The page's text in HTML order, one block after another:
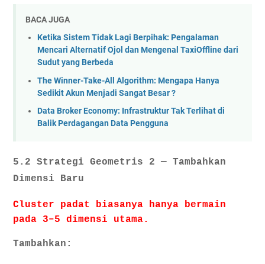
BACA JUGA
Ketika Sistem Tidak Lagi Berpihak: Pengalaman
Mencari Alternatif Ojol dan Mengenal TaxiOffline dari
Sudut yang Berbeda
The Winner-Take-All Algorithm: Mengapa Hanya
Sedikit Akun Menjadi Sangat Besar ?
Data Broker Economy: Infrastruktur Tak Terlihat di
Balik Perdagangan Data Pengguna
5.2 Strategi Geometris 2 — Tambahkan
Dimensi Baru
Cluster padat biasanya hanya bermain
pada 3–5 dimensi utama.
Tambahkan: